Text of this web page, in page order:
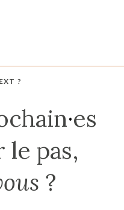
?
·es
pas,
?